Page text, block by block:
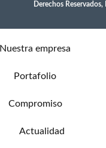
Derechos
Nuestra empresa
Portafolio
Compromiso
Actualidad